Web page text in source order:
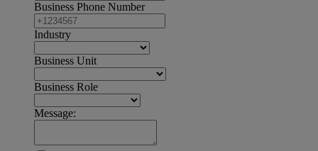
Business Phone Number
Industry
Business Unit
Business Role
Message: